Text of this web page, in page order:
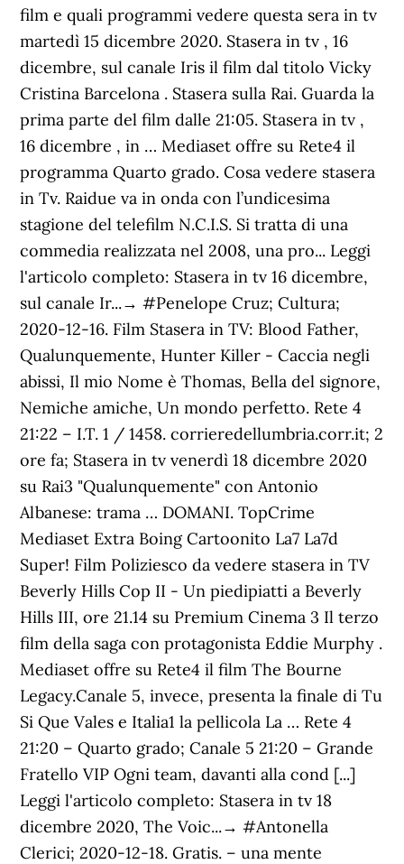
film e quali programmi vedere questa sera in tv
martedì 15 dicembre 2020. Stasera in tv , 16
dicembre, sul canale Iris il film dal titolo Vicky
Cristina Barcelona . Stasera sulla Rai. Guarda la
prima parte del film dalle 21:05. Stasera in tv ,
16 dicembre , in … Mediaset offre su Rete4 il
programma Quarto grado. Cosa vedere stasera
in Tv. Raidue va in onda con l’undicesima
stagione del telefilm N.C.I.S. Si tratta di una
commedia realizzata nel 2008, una pro... Leggi
l'articolo completo: Stasera in tv 16 dicembre,
sul canale Ir...→ #Penelope Cruz; Cultura;
2020-12-16. Film Stasera in TV: Blood Father,
Qualunquemente, Hunter Killer - Caccia negli
abissi, Il mio Nome è Thomas, Bella del signore,
Nemiche amiche, Un mondo perfetto. Rete 4
21:22 – I.T. 1 / 1458. corrieredellumbria.corr.it; 2
ore fa; Stasera in tv venerdì 18 dicembre 2020
su Rai3 "Qualunquemente" con Antonio
Albanese: trama … DOMANI. TopCrime
Mediaset Extra Boing Cartoonito La7 La7d
Super! Film Poliziesco da vedere stasera in TV
Beverly Hills Cop II - Un piedipiatti a Beverly
Hills III, ore 21.14 su Premium Cinema 3 Il terzo
film della saga con protagonista Eddie Murphy .
Mediaset offre su Rete4 il film The Bourne
Legacy.Canale 5, invece, presenta la finale di Tu
Si Que Vales e Italia1 la pellicola La … Rete 4
21:20 – Quarto grado; Canale 5 21:20 – Grande
Fratello VIP Ogni team, davanti alla cond [...]
Leggi l'articolo completo: Stasera in tv 18
dicembre 2020, The Voic...→ #Antonella
Clerici; 2020-12-18. Gratis. – una mente